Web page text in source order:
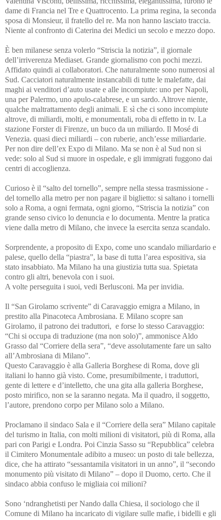
dame di Francia nel Tre e Quattrocento. La prima regina, la seconda
sposa di Monsieur, il fratello del re. Ma non hanno lasciato traccia.
Niente al confronto di Caterina dei Medici un secolo e mezzo dopo.
È ben milanese senza volerlo “Striscia la notizia”, il giornale
dell’irriverenza Mediaset. Grande giornalismo con pochi mezzi.
Affidato quindi ai collaboratori. Che naturalmente sono numerosi al
Sud. Cacciatori naturalmente instancabili di tutte le malefatte, dai
maghi ai venditori d’auto usate e alle incompiute: uno per Napoli,
una per Palermo, uno apulo-calabrese, e un sardo. Altrove niente,
qualche maltrattamento degli animali. E sì che ci sono incompiute
altrove, di miliardi, molti, e monumentali, roba di effetto in tv. La
stazione Forster di Firenze, un buco da un miliardo. Il Mosé di
Venezia. quasi dieci miliardi – con ruberie, anch’esse miliardarie.
Per non dire dell’ex Expo di Milano. Ma se non è al Sud non si
vede: solo al Sud si muore in ospedale, e gli immigrati fuggono dai
centri di accoglienza.
Curioso è il “salto del tornello”, sempre nella stessa trasmissione -
del tornello alla metro per non pagare il biglietto: si saltano i tornelli
solo a Roma, a ogni fermata, ogni giorno, “Striscia la notizia” con
grande senso civico lo denuncia e lo documenta. Mentre la pratica
viene dalla metro di Milano, che invece la esercita senza scandalo.
Sorprendente, a proposito di Expo, come uno scandalo miliardario e
palese, quello della “piastra”, la base di tutta l’area espositiva, sia
stato insabbiato. Ma Milano ha una giustizia tutta sua. Spietata
contro gli altri, benevola con i suoi.
A volte perseguita i suoi, vedi Berlusconi. Ma per invidia.
Il “San Girolamo scrivente” di Caravaggio emigra a Milano, in
prestito alla Pinacoteca Ambrosiana. E Milano scopre san
Girolamo, il patrono dei traduttori, e forse lo stesso Caravaggio:
“Chi si occupa di traduzione (ma non solo)”, ammonisce Aldo
Grasso dal “Corriere della sera”, “deve assolutamente fare un salto
all’Ambrosiana di Milano”.
Questo Caravaggio è alla Galleria Borghese di Roma, dove gli
italiani lo hanno già visto. Come, presumibilmente, i traduttori,
gente di lettere e d’intelletto, che una gita alla galleria Borghese,
posto mirifico, non se la saranno negata. Ma il quadro, il soggetto,
l’autore, prendono corpo per Milano solo a Milano.
Proclamano il sindaco Sala e il “Corriere della sera” Milano capitale
del turismo in Italia, con molti milioni di visitatori, più di Roma, alla
pari con Parigi e Londra. Poi Cinzia Sasso su “Repubblica” celebra
il Cimitero Monumentale adibito a museo: un posto di tale bellezza,
dice, che ha attirato “sessantamila visitatori in un anno”, il “secondo
monumento più visitato di Milano” – dopo il Duomo, certo. Che il
sindaco abbia confuso le migliaia coi milioni?
Sono ‘ndranghetisti per Nando dalla Chiesa, il sociologo che il
Comune di Milano ha incaricato di vigilare sulle mafie, i bidelli e gli